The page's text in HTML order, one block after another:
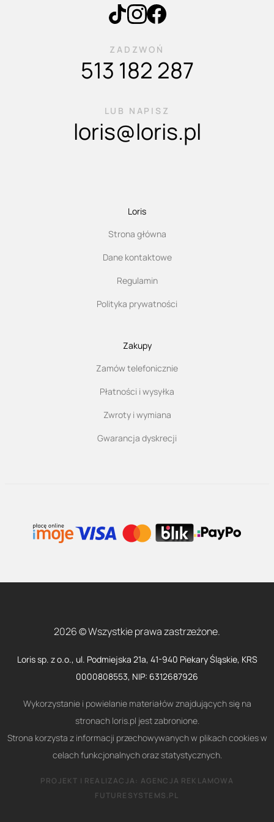
ZADZWOŃ
513 182 287
LUB NAPISZ
loris@loris.pl
Loris
Strona główna
Dane kontaktowe
Regulamin
Polityka prywatności
Zakupy
Zamów telefonicznie
Płatności i wysyłka
Zwroty i wymiana
Gwarancja dyskrecji
2026 © Wszystkie prawa zastrzeżone.
Loris sp. z o.o., ul. Podmiejska 21a, 41-940 Piekary Śląskie, KRS
0000808553, NIP: 6312687926
Wykorzystanie i powielanie materiałów znajdujących się na
stronach loris.pl jest zabronione.
Strona korzysta z informacji przechowywanych w plikach cookies w
celach funkcjonalnych oraz statystycznych.
PROJEKT I REALIZACJA: AGENCJA REKLAMOWA
FUTURESYSTEMS.PL